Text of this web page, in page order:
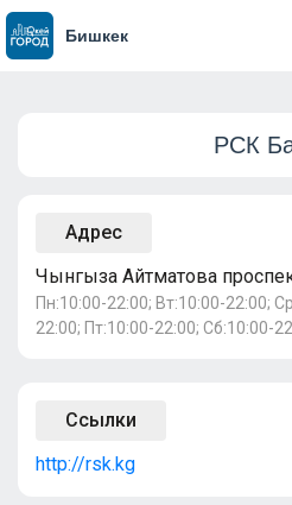
Бишкек
РСК
Адрес
Чынгыза Айтматова
Пн:10:00-22:00; Вт:10:00-22:00;
22:00; Пт:10:00-22:00; Сб:10:00-
Ссылки
http://rsk.kg